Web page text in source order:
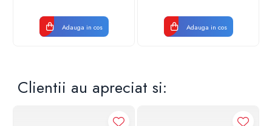
Adauga in cos Adauga in cos
Clientii au apreciat si: